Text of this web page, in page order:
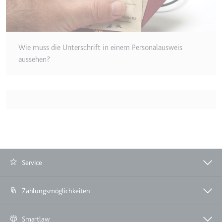
Zweck:
Wird verwendet, um die
Interaktion der Nutzer mit
eingebetteten Inhalten zu
verfolgen.
Ablauf:
Implementierung und
Ablauf:
Beständig
Wie muss die Unterschrift in einem Personalausweis
aussehen?
Service
Zahlungsmöglichkeiten
Smartlaw